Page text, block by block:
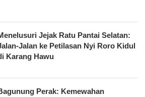
Jejak Ratu Pantai Selatan:
Jalan ke Petilasan Nyi Roro Kidul
Karang Hawu
Perak: Kemewahan